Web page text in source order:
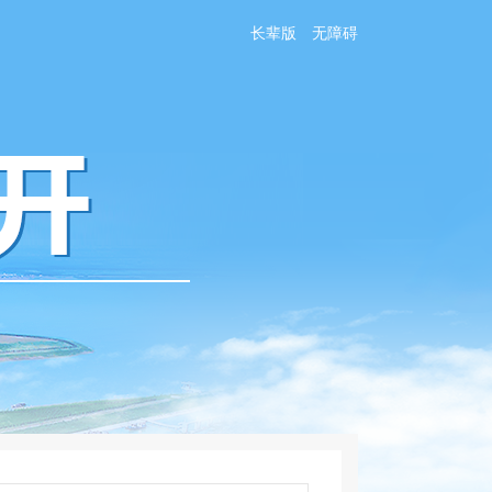
长辈版 无障碍